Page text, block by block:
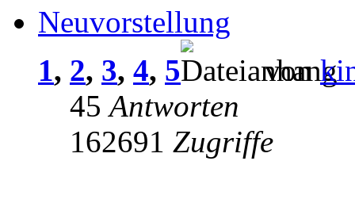
Neuvorstellung
1, 2, 3, 4, 5 von
45Antworten
162691 Zugriffe